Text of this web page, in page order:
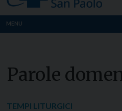
MENU
Dove siamo
Parole
TEMPI LITURGICI